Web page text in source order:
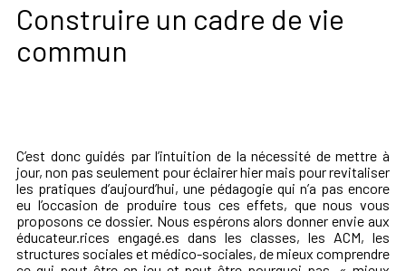
Construire un cadre de vie
commun
C’est donc guidés par l’intuition de la nécessité de mettre à
jour, non pas seulement pour éclairer hier mais pour revitaliser
les pratiques d’aujourd’hui, une pédagogie qui n’a pas encore
eu l’occasion de produire tous ces effets, que nous vous
proposons ce dossier. Nous espérons alors donner envie aux
éducateur.rices engagé.es dans les classes, les ACM, les
structures sociales et médico-sociales, de mieux comprendre